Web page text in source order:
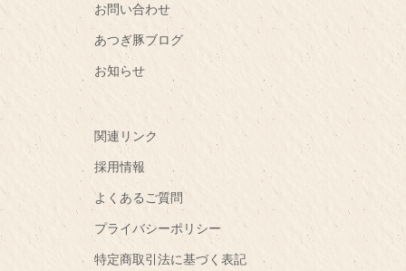
お問い合わせ
あつぎ豚ブログ
お知らせ
関連リンク
採用情報
よくあるご質問
プライバシーポリシー
特定商取引法に基づく表記